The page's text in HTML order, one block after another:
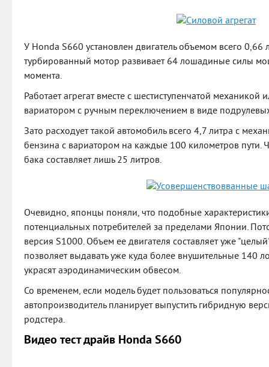
У Honda S660 установлен двигатель объемом всего 0,66
турбированный мотор развивает 64 лошадиные силы
момента.
Работает агрегат вместе с шестиступенчатой
вариатором с ручным переключением в виде
Зато расходует такой автомобиль всего 4,7 литра с
бензина с вариатором на каждые 100 километров пути.
бака составляет лишь 25 литров.
Очевидно, японцы поняли, что подобные
потенциальных потребителей за пределами Японии.
версия S1000. Объем ее двигателя составляет уже
позволяет выдавать уже куда более внушительные 140
украсят аэродинамическим обвесом.
Со временем, если модель будет пользоваться
автопроизводитель планирует выпустить гибридную
родстера.
Видео тест драйв Honda S660